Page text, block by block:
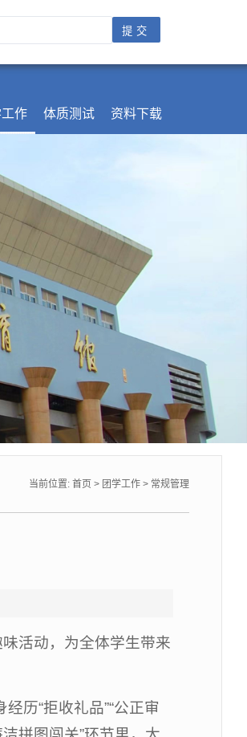
工作 体质测试 资料下载
当前位置: 首页 > 团学工作 > 常规管理
活动，为全体学生带来
历“拒收礼品”“公正审